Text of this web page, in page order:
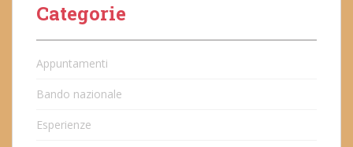
Categorie
Appuntamenti
Bando nazionale
Esperienze